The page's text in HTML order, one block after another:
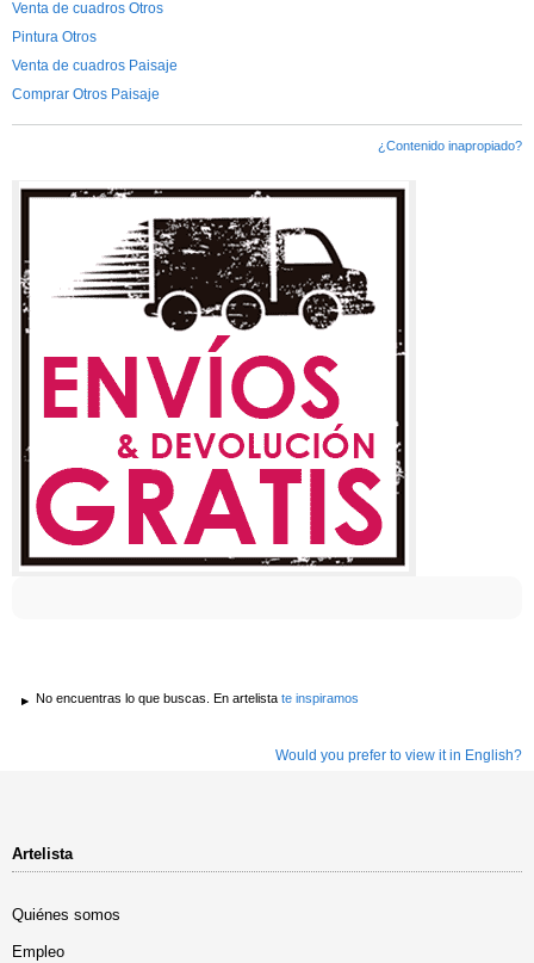
Venta de cuadros Otros
Pintura Otros
Venta de cuadros Paisaje
Comprar Otros Paisaje
¿Contenido inapropiado?
No encuentras lo que buscas. En artelista te inspiramos
Would you prefer to view it in English?
Artelista
Quiénes somos
Empleo